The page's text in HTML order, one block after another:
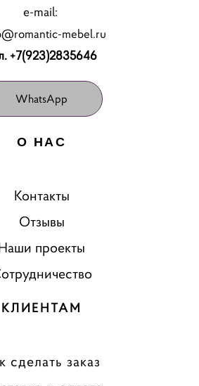
e-mail:
mebel.ru
+7(923)2835646
WhatsApp
О НАС
Контакты
Отзывы
проекты
КЛИЕНТАМ
сделать заказ